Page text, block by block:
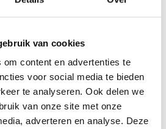
van cookies
om content en advertenties te
voor social media te bieden
te analyseren. Ook delen we
van onze site met onze
adverteren en analyse. Deze